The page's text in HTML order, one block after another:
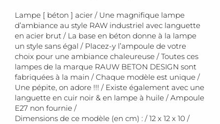
Lampe [ béton ] acier / Une magnifique lampe
d’ambiance au style RAW industriel avec languette
en acier brut / La base en béton donne à la lampe
un style sans égal / Placez-y l’ampoule de votre
choix pour une ambiance chaleureuse / Toutes ces
lampes de la marque RAUW BETON DESIGN sont
fabriquées à la main / Chaque modèle est unique /
Une pépite, on adore !!! / Existe également avec une
languette en cuir noir & en lampe à huile / Ampoule
E27 non fournie /
Dimensions de ce modèle (en cm) : / 12 x 12 x 10 /